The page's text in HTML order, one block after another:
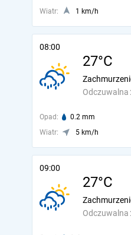
Wiatr: 1 km/h
08:00
27°C
Odczuwalna
Opad: 0.2 mm
Wiatr:
5 km/h
09:00
27°C
Odczuwalna